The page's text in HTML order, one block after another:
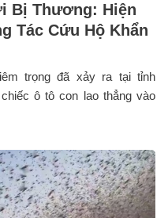
Bị Thương: Hiện
Tác Cứu Hộ Khẩn
trọng đã xảy ra tại tỉnh
ô tô con lao thẳng vào